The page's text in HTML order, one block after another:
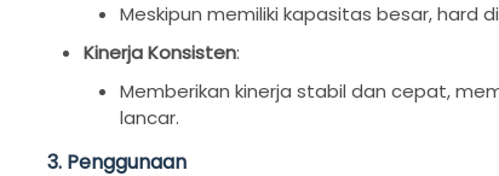
Meskipun memiliki kapasitas besar, hard
Kinerja Konsisten:
Memberikan kinerja stabil dan cepat,
lancar.
3. Penggunaan